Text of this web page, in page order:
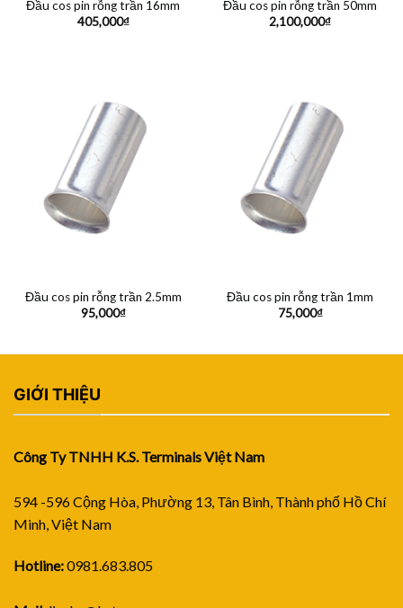
Đầu cos pin rỗng trần 16mm
405,000₫
Đầu cos pin rỗng trần 50mm
2,100,000₫
Đầu cos pin rỗng trần 2.5mm
95,000₫
Đầu cos pin rỗng trần 1mm
75,000₫
GIỚI THIỆU
Công Ty TNHH K.S. Terminals Việt Nam
594 -596 Cộng Hòa, Phường 13, Tân Bình, Thành phố Hồ Chí
Minh, Việt Nam
Hotline:0981.683.805